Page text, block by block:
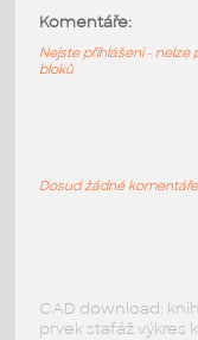
DWG
Komentáře:
Nejste přihlášeni - nelze
bloků
Dosud žádné
CAD download:
prvek stafáž výkres